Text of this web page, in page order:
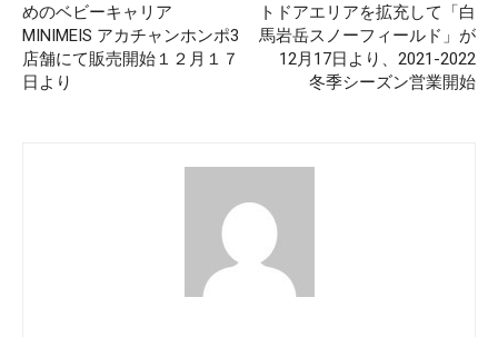
めのベビーキャリア
MINIMEIS アカチャンホンポ3
店舗にて販売開始１２月１７
日より
トドアエリアを拡充して「白
馬岩岳スノーフィールド」が
12月17日より、2021-2022
冬季シーズン営業開始